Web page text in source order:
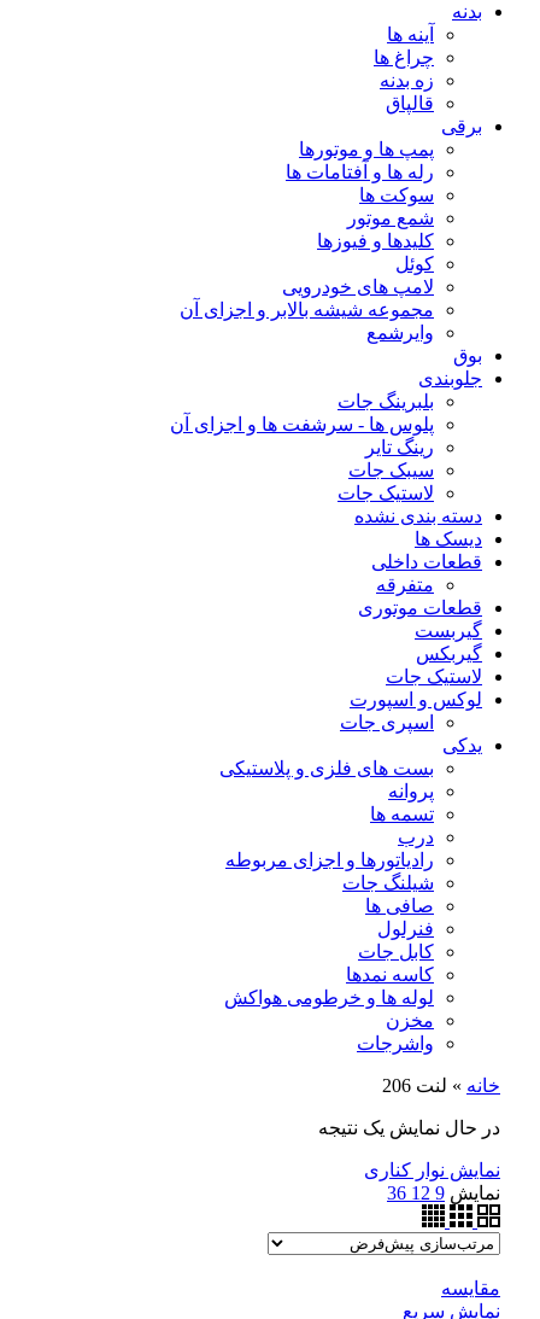
بدنه
آینه ها
چراغ ها
زه بدنه
قالپاق
برقی
پمپ ها و موتورها
رله ها و آفتامات ها
سوکت ها
شمع موتور
کلیدها و فیوزها
کوئل
لامپ های خودرویی
مجموعه شیشه بالابر و اجزای آن
وایرشمع
بوق
جلوبندی
بلبرینگ جات
پلوس ها - سرشفت ها و اجزای آن
رینگ تایر
سیبک جات
لاستیک جات
دسته بندی نشده
دیسک ها
قطعات داخلی
متفرقه
قطعات موتوری
گیربست
گیربکس
لاستیک جات
لوکس و اسپورت
اسپری جات
یدکی
بست های فلزی و پلاستیکی
پروانه
تسمه ها
درب
رادیاتورها و اجزای مربوطه
شیلنگ جات
صافی ها
فنرلول
کابل جات
کاسه نمدها
لوله ها و خرطومی هواکش
مخزن
واشرجات
خانه » لنت 206
در حال نمایش یک نتیجه
نمایش نوار کناری
نمایش 9
12
36
مقايسه
نمایش سریع